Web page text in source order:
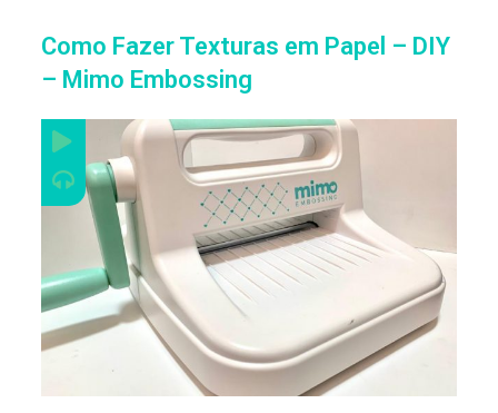
Como Fazer Texturas em Papel – DIY
– Mimo Embossing